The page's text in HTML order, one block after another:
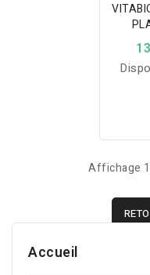
Affichage
Accueil